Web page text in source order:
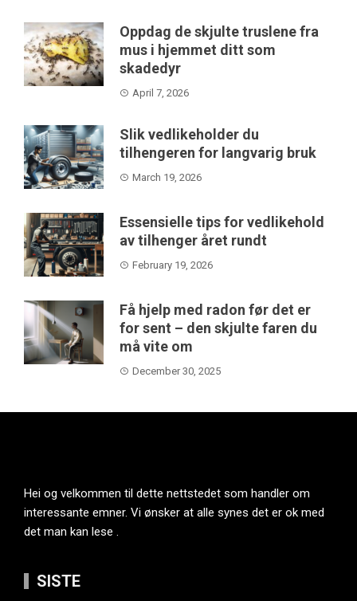
Oppdag de skjulte truslene fra
mus i hjemmet ditt som
skadedyr
April 7, 2026
Slik vedlikeholder du
tilhengeren for langvarig bruk
March 19, 2026
Essensielle tips for vedlikehold
av tilhenger året rundt
February 19, 2026
Få hjelp med radon før det er
for sent – den skjulte faren du
må vite om
December 30, 2025
Hei og velkommen til dette nettstedet som handler om
interessante emner. Vi ønsker at alle synes det er ok med
det man kan lese .
SISTE